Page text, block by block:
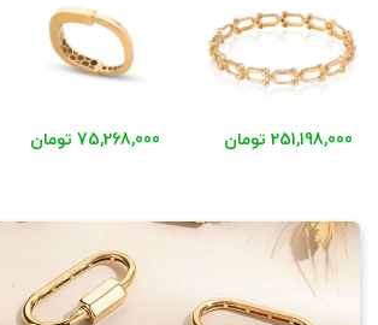
251,198,000 تومان 75,268,000 تومان